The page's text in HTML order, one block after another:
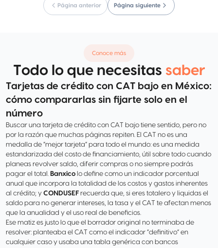
Página anterior Página siguiente
Conoce más
Todo lo que necesitas saber
Tarjetas de crédito con CAT bajo en México:
cómo compararlas sin fijarte solo en el
número
Buscar una tarjeta de crédito con CAT bajo tiene sentido, pero no
por la razón que muchas páginas repiten. El CAT no es una
medalla de “mejor tarjeta” para todo el mundo: es una medida
estandarizada del costo de financiamiento, útil sobre todo cuando
planeas revolver saldo, diferir compras o no siempre podrás
pagar el total. Banxico lo define como un indicador porcentual
anual que incorpora la totalidad de los costos y gastos inherentes
al crédito; y CONDUSEF recuerda que, si eres totalero y liquidas el
saldo para no generar intereses, la tasa y el CAT te afectan menos
que la anualidad y el uso real de beneficios.
Ese matiz es justo lo que el borrador original no terminaba de
resolver: planteaba el CAT como el indicador “definitivo” en
cualquier caso y usaba una tabla genérica con bancos